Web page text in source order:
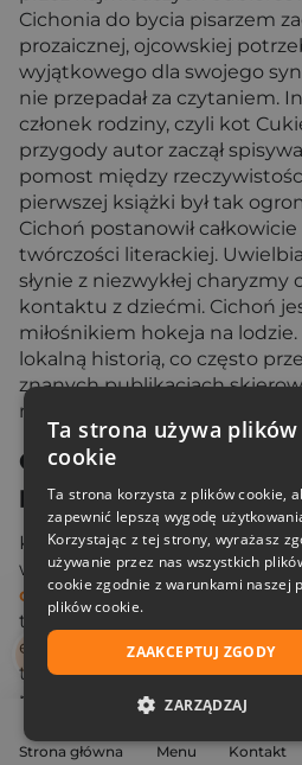
Strona główna Menu Kontakt
Cichonia do bycia pisarzem
prozaicznej, ojcowskiej
wyjątkowego dla swojego
nie przepadał za czytaniem.
członek rodziny, czyli kot
przygody autor zaczął
pomost między
pierwszej książki był tak
Cichoń postanowił
twórczości literackiej.
słynie z niezwykłej charyzmy
kontaktu z dziećmi. Cichoń
miłośnikiem hokeja na
lokalną historią, co często
znanych publikacjach
mieszkańców regionu.
Cukierkowe
przygody
Kariera literacka Waldemara
wszystkim
o kocie Cukierku, która
tomów i została sprzedana w
egzemplarzy. Każda część
tomu, zatytułowanego
nowsze tytuły, takie, jak
„Trzymaj się Cukierku!”,
dowcipnych rozdziałach,
Ta strona używa plików
cookie
Ta strona korzysta z plików cookie,
zapewnić lepszą wygodę
Korzystając z tej strony, wyrażasz
używanie przez nas wszystkich
cookie zgodnie z warunkami naszej
plików cookie.
ZAAKCEPTUJ ZGODY
ZARZĄDZAJ
NIEZBĘDNE